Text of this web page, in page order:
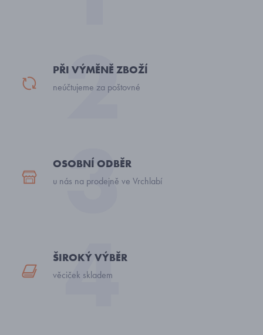
PŘI VÝMĚNĚ ZBOŽÍ
neúčtujeme za poštovné
OSOBNÍ ODBĚR
u nás na prodejně ve Vrchlabí
ŠIROKÝ VÝBĚR
věciček skladem